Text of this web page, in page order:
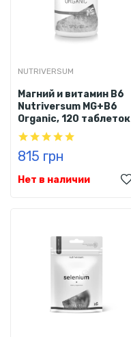
NUTRIVERSUM
Магний и витамин B6
Nutriversum MG+B6
Organic, 120 таблеток
815 грн
Нет в наличии